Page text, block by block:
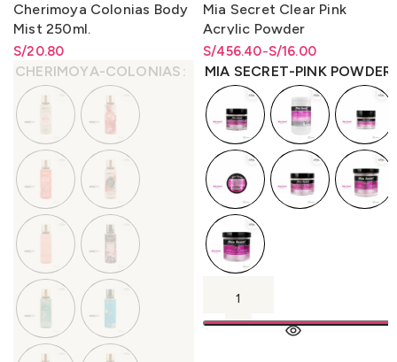
Cherimoya Colonias Body
Mist 250ml.
S/20.80
Rango de precios: desde
S/20.80hastaS/20.80
CHERIMOYA-COLONIAS
Mia Secret Clear Pink
Acrylic Powder
S/16.00
-
S/456.40
Rango de precios: desde
S/16.00 hasta S/456.40
Rango de precios: desde
S/16.00hastaS/456.40
MIA SECRET-PINK POWDER